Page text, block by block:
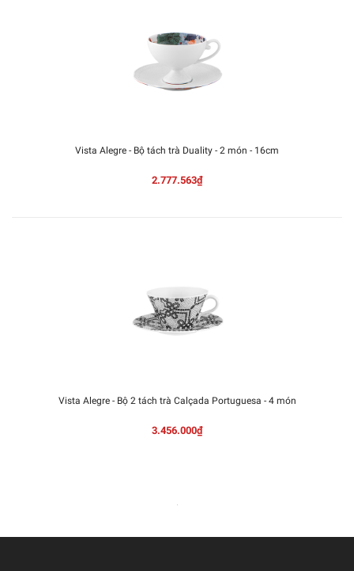
Vista Alegre - Bộ tách trà Duality - 2 món - 16cm
2.777.563₫
Vista Alegre - Bộ 2 tách trà Calçada Portuguesa - 4 món
3.456.000₫